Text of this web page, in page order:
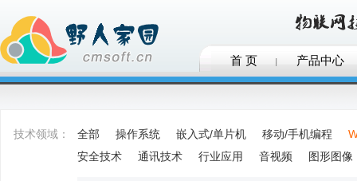
首 页 产品中心
技术领域： 全部 操作系统 嵌入式/单片机 移动/手机编程
安全技术
通讯技术 行业应用 音视频 图形图像